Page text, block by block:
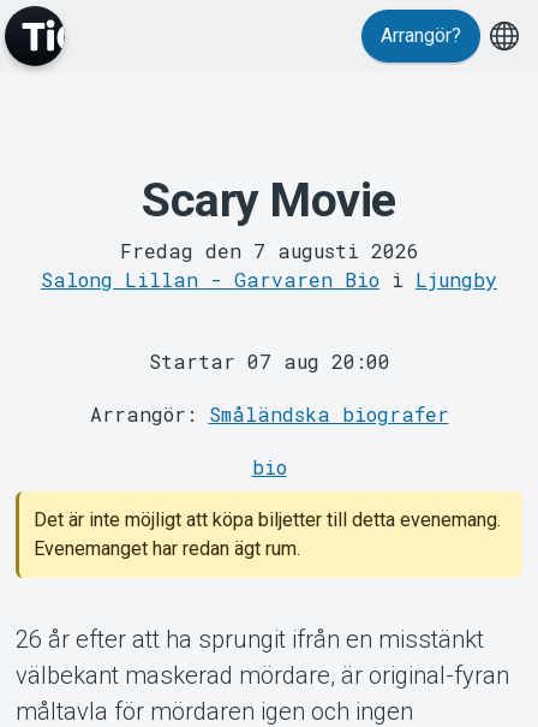
MyTickster
Om Tickster
Arrangör?
Scary Movie
Fredag den 7 augusti 2026
Salong Lillan - Garvaren Bio i Ljungby
Startar 07 aug 20:00
Arrangör: Småländska biografer
bio
Det är inte möjligt att köpa biljetter till detta evenemang.
Evenemanget har redan ägt rum.
26 år efter att ha sprungit ifrån en misstänkt
välbekant maskerad mördare, är original-fyran
måltavla för mördaren igen och ingen